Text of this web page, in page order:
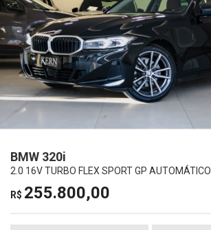
BMW 320i
2.0 16V TURBO FLEX SPORT GP AUTOMÁTICO
R$ 255.800,00